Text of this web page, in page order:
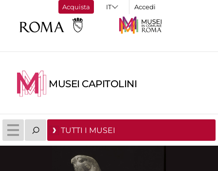
Acquista Accedi
MUSEI CAPITOLINI
TUTTI I MUSEI